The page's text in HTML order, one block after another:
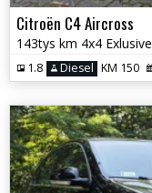
Citroën C4 Aircross
143tys km 4x4 Exlusive
1.8 Diesel KM 150